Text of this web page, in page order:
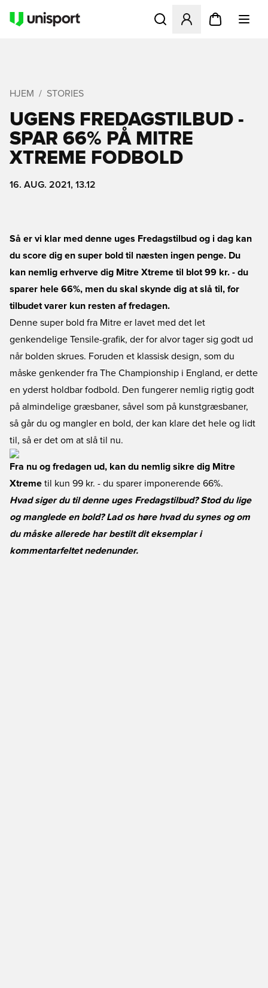
Åbner en Modal til at
HJEM STORIES
UGENS FREDAGSTILBUD -
SPAR 66% PÅ MITRE
XTREME FODBOLD
16. AUG. 2021, 13.12
Så er vi klar med denne uges Fredagstilbud og i dag kan
du score dig en super bold til næsten ingen penge. Du
kan nemlig erhverve dig Mitre Xtreme til blot 99 kr. - du
sparer hele 66%, men du skal skynde dig at slå til, for
tilbudet varer kun resten af fredagen.
Denne super bold fra Mitre er lavet med det let
genkendelige Tensile-grafik, der for alvor tager sig godt ud
når bolden skrues. Foruden et klassisk design, som du
måske genkender fra The Championship i England, er dette
en yderst holdbar fodbold. Den fungerer nemlig rigtig godt
på almindelige græsbaner, såvel som på kunstgræsbaner,
så går du og mangler en bold, der kan klare det hele og lidt
til, så er det om at slå til nu.
Fra nu og fredagen ud, kan du nemlig sikre dig Mitre
Xtreme til kun 99 kr. - du sparer imponerende 66%.
Hvad siger du til denne uges Fredagstilbud? Stod du lige
og manglede en bold? Lad os høre hvad du synes og om
du måske allerede har bestilt dit eksemplar i
kommentarfeltet nedenunder.